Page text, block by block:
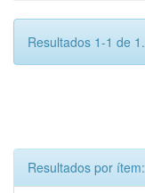
Resultados 1-1 de 1.
Resultados por ítem: